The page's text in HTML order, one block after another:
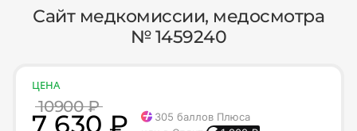
Сайт медкомиссии, медосмотра
№ 1459240
ЦЕНА
10900 ₽
7 630 ₽ 305 баллов Плюса